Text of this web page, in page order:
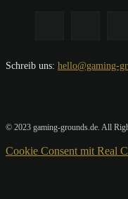
Schreib uns: hello@gaming-
© 2023 gaming-grounds.de. All
Cookie Consent mit Real